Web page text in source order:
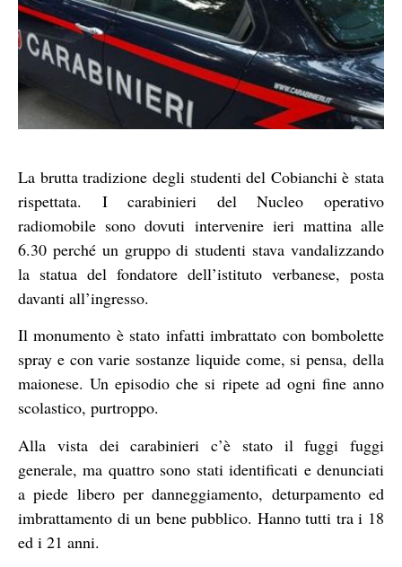
La brutta tradizione degli studenti del Cobianchi è stata
rispettata. I carabinieri del Nucleo operativo
radiomobile sono dovuti intervenire ieri mattina alle
6.30 perché un gruppo di studenti stava vandalizzando
la statua del fondatore dell’istituto verbanese, posta
davanti all’ingresso.
Il monumento è stato infatti imbrattato con bombolette
spray e con varie sostanze liquide come, si pensa, della
maionese. Un episodio che si ripete ad ogni fine anno
scolastico, purtroppo.
Alla vista dei carabinieri c’è stato il fuggi fuggi
generale, ma quattro sono stati identificati e denunciati
a piede libero per danneggiamento, deturpamento ed
imbrattamento di un bene pubblico. Hanno tutti tra i 18
ed i 21 anni.